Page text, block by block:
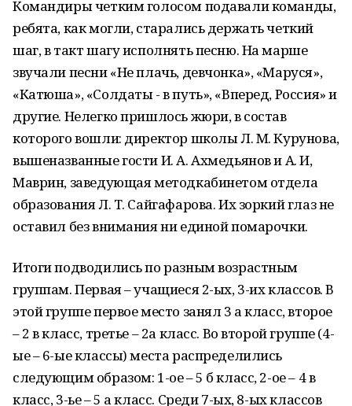
Командиры четким голосом подавали команды,
ребята, как могли, старались держать четкий
шаг, в такт шагу исполнять песню. На марше
звучали песни «Не плачь, девчонка», «Маруся»,
«Катюша», «Солдаты - в путь», «Вперед, Россия» и
другие. Нелегко пришлось жюри, в состав
которого вошли: директор школы Л. М. Курунова,
вышеназванные гости И. А. Ахмедьянов и А. И,
Маврин, заведующая методкабинетом отдела
образования Л. Т. Сайгафарова. Их зоркий глаз не
оставил без внимания ни единой помарочки.
Итоги подводились по разным возрастным
группам. Первая – учащиеся 2-ых, 3-их классов. В
этой группе первое место занял 3 а класс, второе
– 2 в класс, третье – 2а класс. Во второй группе (4-
ые – 6-ые классы) места распределились
следующим образом: 1-ое – 5 б класс, 2-ое – 4 в
класс, 3-ье – 5 а класс. Среди 7-ых, 8-ых классов